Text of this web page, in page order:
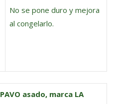
No se pone duro y mejora
al congelarlo.
PAVO asado, marca LA